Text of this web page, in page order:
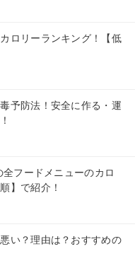
ロリーランキング！【低
予防法！安全に作る・運
全フードメニューのカロ
】で紹介！
い？理由は？おすすめの